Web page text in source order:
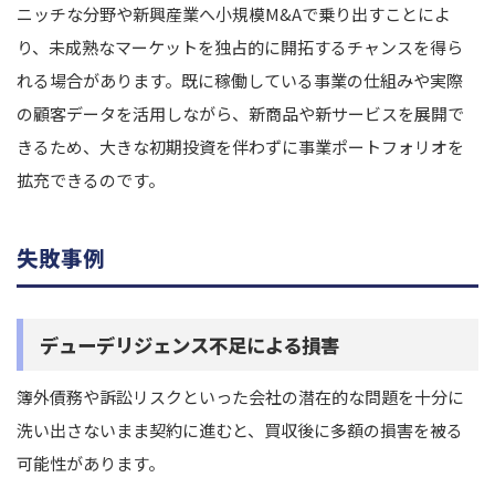
ニッチな分野や新興産業へ小規模M&Aで乗り出すことによ
り、未成熟なマーケットを独占的に開拓するチャンスを得ら
れる場合があります。既に稼働している事業の仕組みや実際
の顧客データを活用しながら、新商品や新サービスを展開で
きるため、大きな初期投資を伴わずに事業ポートフォリオを
拡充できるのです。
失敗事例
デューデリジェンス不足による損害
簿外債務や訴訟リスクといった会社の潜在的な問題を十分に
洗い出さないまま契約に進むと、買収後に多額の損害を被る
可能性があります。